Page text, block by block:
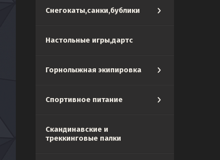
Снегокаты,санки,бублики
Настольные игры,дартс
Горнолыжная экипировка
Спортивное питание
Скандинавские и
треккинговые палки